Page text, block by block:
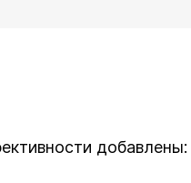
добавлены: